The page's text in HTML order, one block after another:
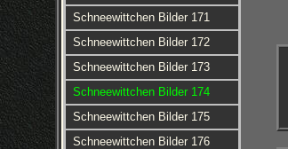
Schneewittchen Bilder 171
Schneewittchen Bilder 172
Schneewittchen Bilder 173
Schneewittchen Bilder 174
Schneewittchen Bilder 175
Schneewittchen Bilder 176